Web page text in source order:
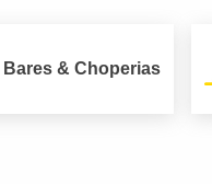
Bares & Choperias